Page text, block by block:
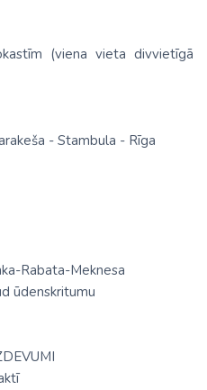
(viena vieta divvietīgā
- Stambula - Rīga
Rabata-Meknesa
ūdenskritumu